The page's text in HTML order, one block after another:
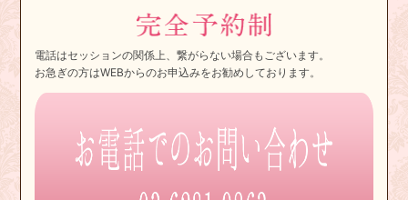
電話はセッションの関係上、繋がらない場合もございます。
お急ぎの方はWEBからのお申込みをお勧めしております。